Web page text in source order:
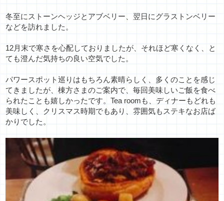
冬至にストーンヘッジとアブベリー、 翌日にグラストンベリー
などを訪れました。
12月末で寒さを心配しておりましたが、それほど寒くなく、
と
ても澄んだ気持ちの良い空気でした。
パワースポット巡りはもちろん素晴らしく、 多くのことを感じ
てきましたが、棟方さまのご案内で、 毎回美味しいご飯を食べ
られたことも嬉しかったです。Tea roomも、ディナーもどれも
美味しく、
クリスマス時期でもあり、雰囲気もステキなお店ば
かりでした。